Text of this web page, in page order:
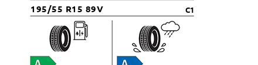
195/55 R15 89V C1